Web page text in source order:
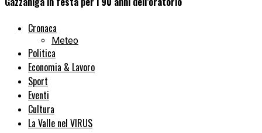
Cronaca
Meteo
Politica
Economia & Lavoro
Sport
Eventi
Cultura
La Valle nel VIRUS